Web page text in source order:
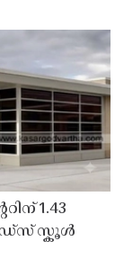
1.43
സ്കൂൾ